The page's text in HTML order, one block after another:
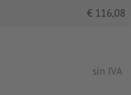
€ 116,08
sin IVA